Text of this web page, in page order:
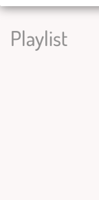
Playlist